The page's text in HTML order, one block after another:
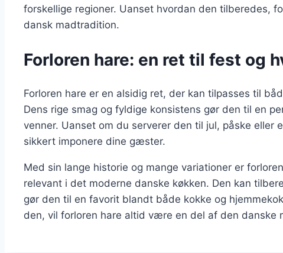
forskellige regioner. Uanset hvordan den tilberedes,
dansk madtradition.
Forloren hare: en ret til fest og
Forloren hare er en alsidig ret, der kan tilpasses til
Dens rige smag og fyldige konsistens gør den til en
venner. Uanset om du serverer den til jul, påske eller
sikkert imponere dine gæster.
Med sin lange historie og mange variationer er
relevant i det moderne danske køkken. Den kan
gør den til en favorit blandt både kokke og
den, vil forloren hare altid være en del af den danske